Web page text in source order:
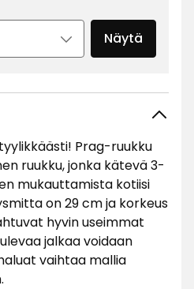
Näytä
Prag-ruukku
ruukku, jonka kätevä 3-
mukauttamista kotiisi
on 29 cm ja korkeus
hyvin useimmat
jalkaa voidaan
vaihtaa mallia